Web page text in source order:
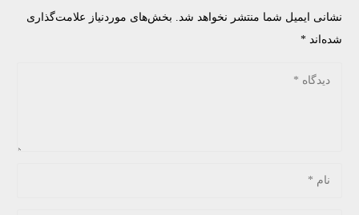
نشانی ایمیل شما منتشر نخواهد شد.
بخش‌های موردنیاز علامت‌گذاری
شده‌اند *